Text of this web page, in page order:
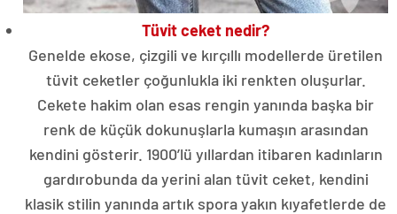
Tüvit ceket nedir?
Genelde ekose, çizgili ve kırçıllı modellerde üretilen
tüvit ceketler çoğunlukla iki renkten oluşurlar.
Cekete hakim olan esas rengin yanında başka bir
renk de küçük dokunuşlarla kumaşın arasından
kendini gösterir. 1900’lü yıllardan itibaren kadınların
gardırobunda da yerini alan tüvit ceket, kendini
klasik stilin yanında artık spora yakın kıyafetlerde de